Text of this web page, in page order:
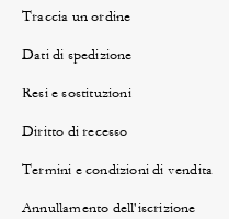
Traccia un ordine
Dati di spedizione
Resi e sostituzioni
Diritto di recesso
Termini e condizioni di vendita
Annullamento dell'iscrizione